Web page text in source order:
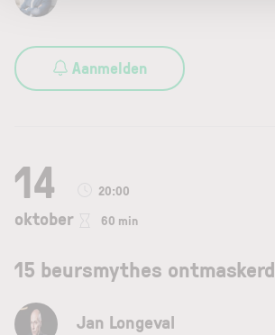
Aanmelden
14
oktober
20:00
60 min
15 beursmythes ontmaskerd
Jan Longeval